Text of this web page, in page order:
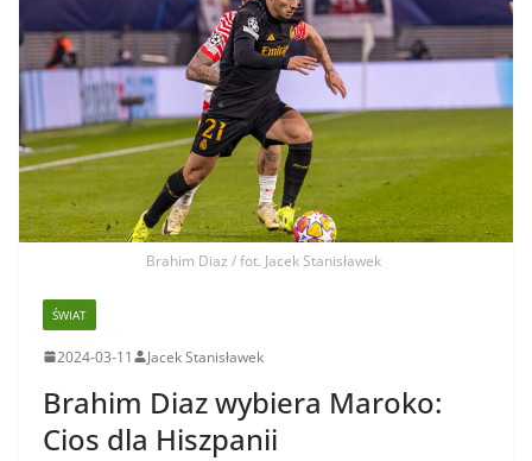
Brahim Diaz / fot. Jacek Stanisławek
ŚWIAT
2024-03-11 Jacek Stanisławek
Brahim Diaz wybiera Maroko:
Cios dla Hiszpanii